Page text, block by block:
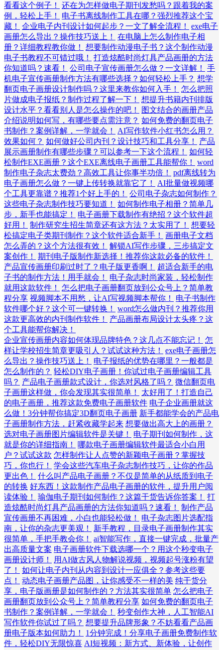
看看这个例子！
还在为怎样做电子期刊发愁吗？跟着我的案
例，轻松上手！
电子书离线制作工具在哪？强烈推荐这个宝
藏！
企业电子内刊设计如何起步？一文了解全流程！
exe电子
画册怎么导出？操作技巧送上！
在电脑上怎么制作电子相
册？详细教程教你做！
想要制作动漫电子书？这个制作动漫
电子书教程不可错过哦！
打造炫酷时尚灯具产品画册的方法
你知道吗？速看！
公司电子宣传画册怎么做？一文详解！
手
机电子宣传画册制作方法有哪些选择？如何轻松上手？ 想学
翻页电子画册设计制作吗？这里来教你如何入手！
怎么把照
片做成电子报纸？制作过程了解一下！
想提升书籍内刊排版
设计水平？看看别人是怎么操作的吧！
图文结合的画册产品
介绍说明如何写，有哪些要点需注意？ 如何免费的翻页电子
书制作？案例详解，一学就会！
AI写作软件小红书怎么用？
效果如何？ 如何做好公司内刊？设计技巧和工具分享！
产品
展示画册制作有哪些步骤？可以参考一下这个流程！
如何轻
松制作EXE画册？这个EXE离线电子画册工具能帮你！
word
制作电子杂志太费劲？高效工具让你事半功倍！
pdf离线转为
电子画册怎么做？一键上传转换就靠它了！
AI批量做视频哪
个工具更靠谱？推荐1个好上手的！
公司电子杂志如何制作？
这些电子杂志制作技巧要知道！
如何制作电子相册？简单几
步，新手也能搞定！
电子画册下载制作有绝招？这个软件超
好用！
制作研究生招生简章还有这方法？太实用了！
想要轻
松搞定电子类期刊制作？这个软件适合新手！
画册电子文档
怎么弄的？这个方法很有效！
解锁AI写作步骤，三步搞定文
案创作！
期刊电子版制作新选择！推荐你这款必备的软件！
产品宣传画册印刷过时了？电子版更香啊！
超适合新手的电
子书的制作方法！用手就会！
电子杂志时尚家装，轻松制作
就用这款软件！
怎么把电子画册翻页放到公众号上？简单教
程分享 视频脚本不用愁，让AI写视频脚本帮你！
电子书制作
软件哪个好？这个可一键转换！
word怎么做内刊？推荐你用
这款更高效的内刊制作软件！
产品画册布局设计太头疼？这
个工具能帮你解决！
企业宣传画册内容如何体现品牌特色？这几点不能忘记！
怎
样让学校招生简章更吸引人？试试这种方法！
exe电子画册怎
么导出？操作技巧送上！
电子报纸的优势在哪里？一般都是
怎么制作的？ 轻松DIY电子画册！你试过电子画册编辑工具
吗？ 产品电子画册款式设计，你选对风格了吗？ 微信翻页电
子画册这样做，你会发现其实很简单！
太好用了！打造自己
的电子画册，推荐这款免费电子画册软件 电子企业画册就这
么做！3分钟帮你搞定3D翻页电子画册 新手都能学会的产品电
子画册制作方法，赶紧收藏学起来 想要做出高大上的画册？
选对电子画册图片编辑软件是关键！
电子期刊如何制作，这
就是你的详细指南！
哪款电子画册编辑软件最适合小白用
户？试试这款 怎样制作让人点赞的新颖电子画册？掌握技
巧，你也行！
学会这些汽车电子杂志制作技巧，让你的作品
更出色！
什么叫产品电子画册？不仅是简单的从纸质到电子
的转换 好东西！这款制作产品电子画册的软件，提升用户阅
读体验！
瑜伽电子期刊如何制作？这篇干货告诉你答案！
打
造炫酷时尚灯具产品画册的方法你知道吗？速看！
制作产品
宣传画册不再困难，小白也能轻松做！
电子杂志图片选配指
南，让你的杂志更美观！
新手教程，目录电子画册制作其实
很简单，手把手教会你！
ai智能写作，直接一键完成，批量产
出高质量文案 电子画册软件下载选哪一个？用这个秒变电子
画册设计师！
用AI做古风人物解说视频，视频起号涨粉有望
了！
如何让电子内刊从内容到设计一应俱全？参考这些要
点！
动态电子画册产品图，让你感受不一样的美 纯干货分
享，电子版画册是如何制作的？方法其实很简单 怎么把电子
画册翻页放到公众号上？简单教程分享 如何免费的翻页电子
书制作？案例详解，一学就会！
秒变创作大神，人工智能AI
写作软件你试过了吗？ 想要提升品牌形象？不妨看看产品画
册电子版本如何助力！
1分钟完成！分享电子画册免费制作软
件，轻松DIY无限惊喜 AI短视频：新方式、新体验，让创作